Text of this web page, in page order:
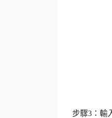
步驟3：輸